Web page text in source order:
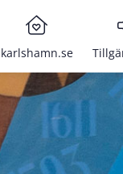
karlshamn.se